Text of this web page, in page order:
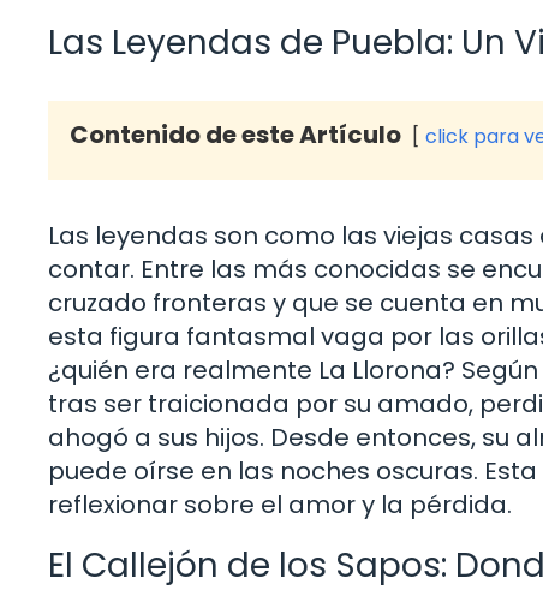
Las Leyendas de Puebla: Un
Contenido de este Artículo click para
Las leyendas son como las viejas
contar. Entre las más conocidas se
cruzado fronteras y que se cuenta en
esta figura fantasmal vaga por las
¿quién era realmente La Llorona?
tras ser traicionada por su amado,
ahogó a sus hijos. Desde entonces, su
puede oírse en las noches oscuras.
reflexionar sobre el amor y la pérdida.
El Callejón de los Sapos: